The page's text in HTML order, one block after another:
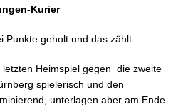
Kurier
Punkte geholt und das zählt
Heimspiel gegen die zweite
spielerisch und den
unterlagen aber am Ende